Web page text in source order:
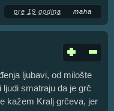
pre 19 godina maha
ljubavi, od milošte
smatraju da je grč
kažem Kralj grčeva, jer